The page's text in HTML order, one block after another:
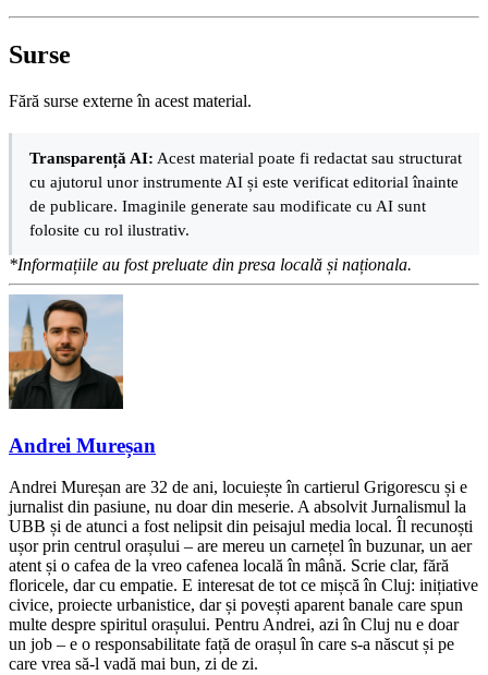
Surse
Fără surse externe în acest material.
Transparență AI: Acest material poate fi redactat sau structurat
cu ajutorul unor instrumente AI și este verificat editorial înainte
de publicare. Imaginile generate sau modificate cu AI sunt
folosite cu rol ilustrativ.
*Informațiile au fost preluate din presa locală și naționala.
Andrei Mureșan
Andrei Mureșan are 32 de ani, locuiește în cartierul Grigorescu și e
jurnalist din pasiune, nu doar din meserie. A absolvit Jurnalismul la
UBB și de atunci a fost nelipsit din peisajul media local. Îl recunoști
ușor prin centrul orașului – are mereu un carnețel în buzunar, un aer
atent și o cafea de la vreo cafenea locală în mână. Scrie clar, fără
floricele, dar cu empatie. E interesat de tot ce mișcă în Cluj: inițiative
civice, proiecte urbanistice, dar și povești aparent banale care spun
multe despre spiritul orașului. Pentru Andrei, azi în Cluj nu e doar
un job – e o responsabilitate față de orașul în care s-a născut și pe
care vrea să-l vadă mai bun, zi de zi.